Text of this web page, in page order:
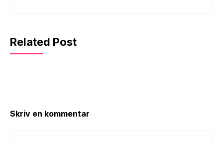
Related Post
Skriv en kommentar